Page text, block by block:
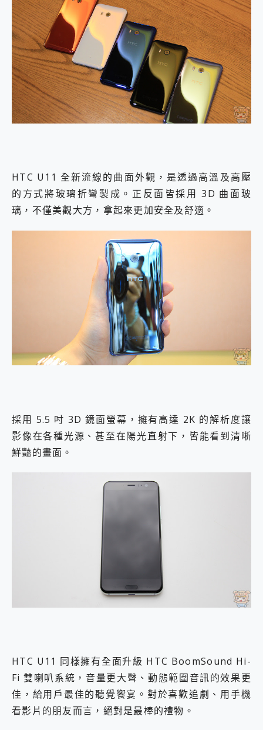
HTC U11 全新流線的曲面外觀，是透過高溫及高壓
的方式將玻璃折彎製成。正反面皆採用 3D 曲面玻
璃，不僅美觀大方，拿起來更加安全及舒適。
採用 5.5 吋 3D 鏡面螢幕，擁有高達 2K 的解析度讓
影像在各種光源、甚至在陽光直射下，皆能看到清晰
鮮豔的畫面。
HTC U11 同樣擁有全面升級 HTC BoomSound Hi-
Fi 雙喇叭系統，音量更大聲、動態範圍音訊的效果更
佳，給用戶最佳的聽覺饗宴。對於喜歡追劇、用手機
看影片的朋友而言，絕對是最棒的禮物。